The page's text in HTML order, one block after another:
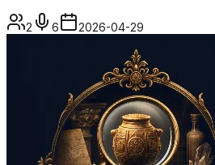
2 6 2026-04-29